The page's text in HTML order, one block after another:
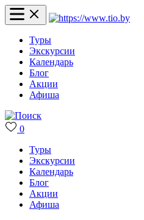
Туры
Экскурсии
Календарь
Блог
Акции
Афиша
0
Туры
Экскурсии
Календарь
Блог
Акции
Афиша